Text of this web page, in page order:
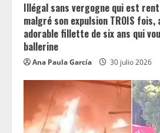
Illégal sans vergogne qui est
malgré son expulsion TROIS
adorable fillette de six ans qui
ballerine
Ana Paula García 30 julio 2026